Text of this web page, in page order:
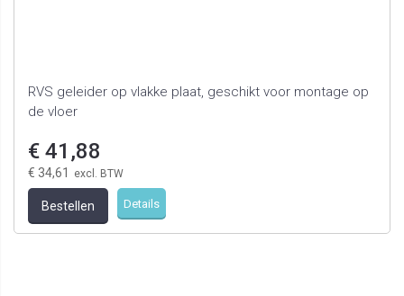
RVS geleider op vlakke plaat, geschikt voor montage op
de vloer
€ 41,88
€ 34,61
Bestellen Details